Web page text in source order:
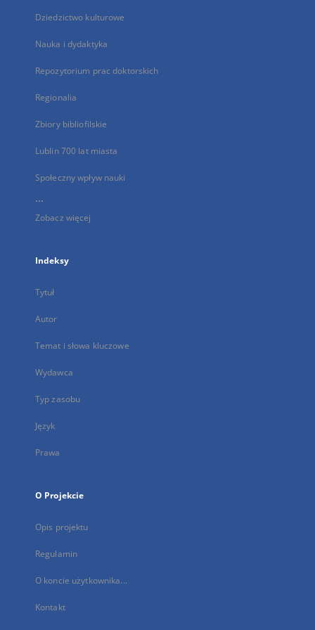
Dziedzictwo kulturowe
Nauka i dydaktyka
Repozytorium prac doktorskich
Regionalia
Zbiory bibliofilskie
Lublin 700 lat miasta
Społeczny wpływ nauki
...
Zobacz więcej
Indeksy
Tytuł
Autor
Temat i słowa kluczowe
Wydawca
Typ zasobu
Język
Prawa
O Projekcie
Opis projektu
Regulamin
O koncie użytkownika...
Kontakt